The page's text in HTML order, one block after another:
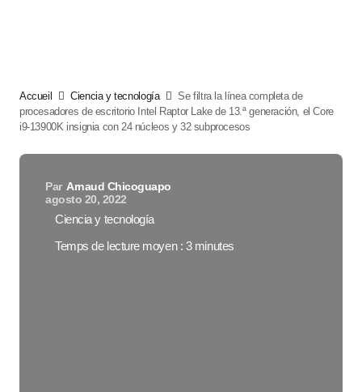
Accueil Ciencia y tecnología
Se filtra la línea completa de
procesadores de escritorio Intel Raptor Lake de 13.ª generación, el Core
i9-13900K insignia con 24 núcleos y 32 subprocesos
Par Arnaud Chicoguapo
agosto 20, 2022
Ciencia y tecnología
Temps de lecture moyen : 3 minutes